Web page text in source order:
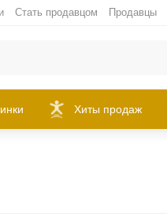
Стать продавцом Продавцы
Хиты продаж